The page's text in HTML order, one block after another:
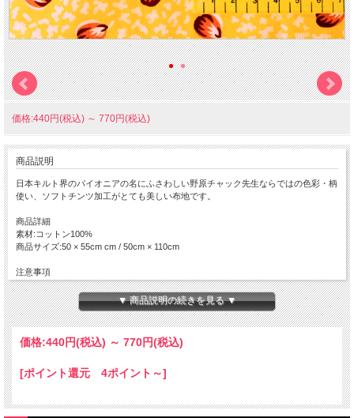
価格:440円(税込) ～ 770円(税込)
商品説明
日本キルト界のパイオニアの名にふさわしい野原チャック先生ならではの色彩・柄
使い、ソフトチンツ加工がとても美しい布地です。
商品詳細
素材:コットン100%
商品サイズ:50 × 55cm cm / 50cm × 110cm
注意事項
【商品画像について】
実際の色に近くなる様、撮影・色調補正は行っておりますが、
ディスプレイの種類や設定状況によっては色が異なって見える場合があります。
【ご注文数量と商品サイズについて】
・50 x 55 cm の商品
▼ 商品説明の続きを見る ▼
価格:440円(税込) ～ 770円(税込)
[ポイント還元 4ポイント～]